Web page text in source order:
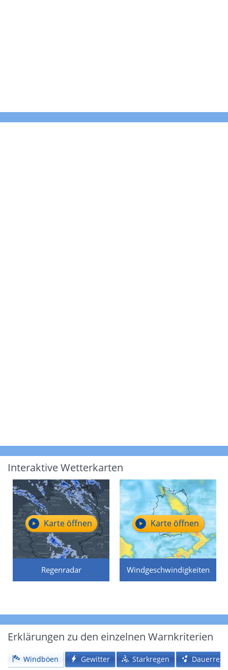
Interaktive Wetterkarten
Regenradar
Karte öffnen
Windgeschwindigkeiten
Karte öffnen
Erklärungen zu den einzelnen Warnkriterien
Windböen Gewitter Starkregen